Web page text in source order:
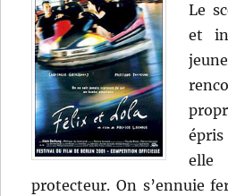
Le
et
épris
protecteur. On s’ennuie